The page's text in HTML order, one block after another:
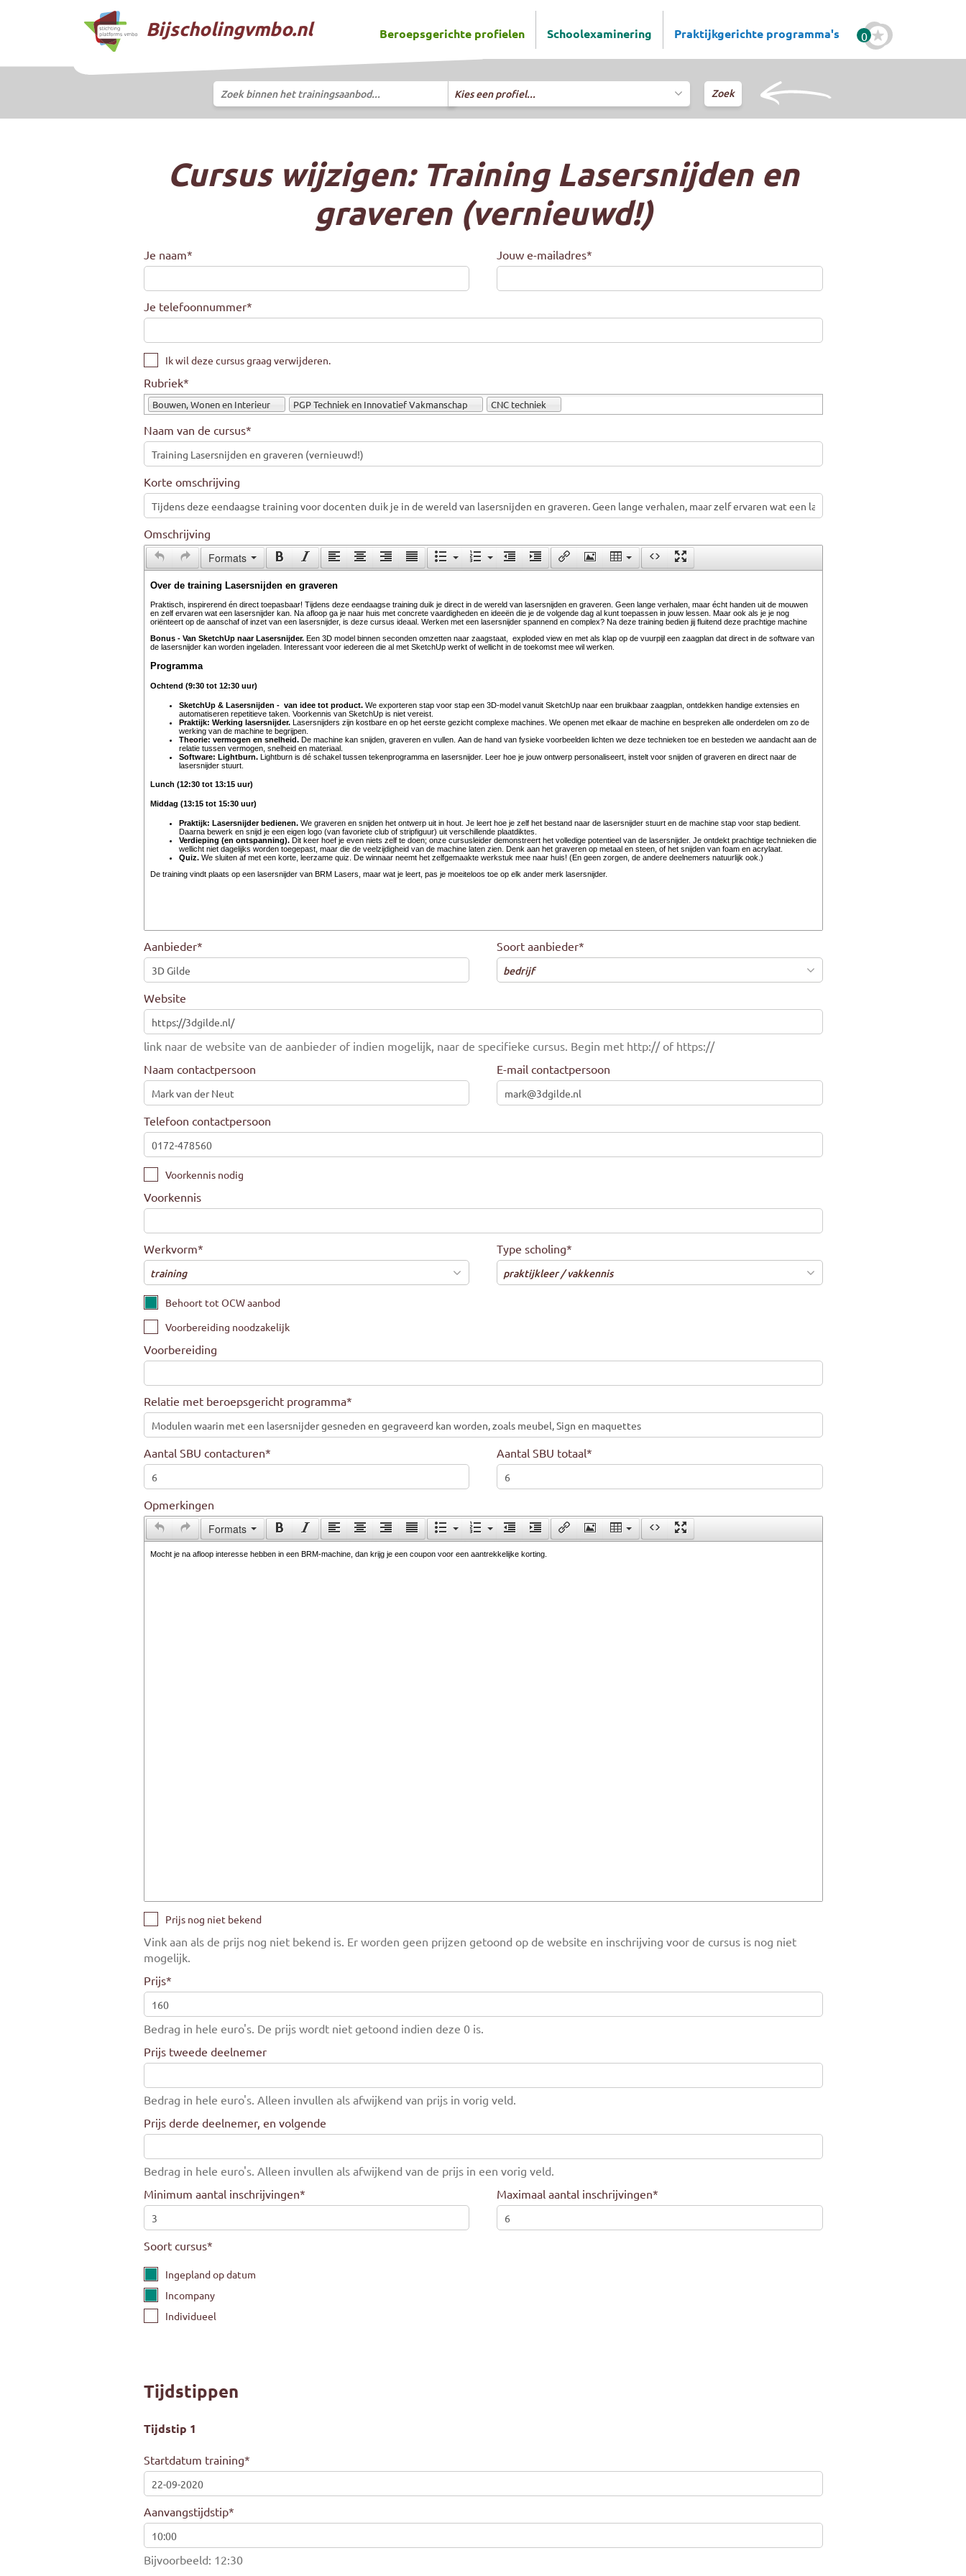
Bijscholingvmbo.nl Beroepsgerichte profielen Schoolexaminering Praktijkgerichte programma's 0
Zoek binnen het trainingsaanbod...
Selecteer training Selecteer richting
Kies een profiel...
Cursus wijzigen: Training Lasersnijden en
graveren (vernieuwd!)
Je naam* Jouw e-mailadres*
Je telefoonnummer*
Ik wil deze cursus graag verwijderen.
Rubriek*
Bouwen, Wonen en Interieur PGP Techniek en Innovatief Vakmanschap CNC techniek
Naam van de cursus*
Korte omschrijving
Omschrijving
Formats
Aanbieder* Soort aanbieder*
bedrijf
Website
link naar de website van de aanbieder of indien mogelijk, naar de specifieke cursus. Begin met http:// of https://
Naam contactpersoon
E-mail contactpersoon
Telefoon contactpersoon
Voorkennis nodig
Voorkennis
Werkvorm*
training
Type scholing*
praktijkleer / vakkennis
Behoort tot OCW aanbod
Voorbereiding noodzakelijk
Voorbereiding
Relatie met beroepsgericht programma*
Aantal SBU contacturen* Aantal SBU totaal*
Opmerkingen
Formats
Prijs nog niet bekend
Vink aan als de prijs nog niet bekend is. Er worden geen prijzen getoond op de website en inschrijving voor de cursus is nog niet
mogelijk.
Prijs*
Bedrag in hele euro's. De prijs wordt niet getoond indien deze 0 is.
Prijs tweede deelnemer
Bedrag in hele euro's. Alleen invullen als afwijkend van prijs in vorig veld.
Prijs derde deelnemer, en volgende
Bedrag in hele euro's. Alleen invullen als afwijkend van de prijs in een vorig veld.
Minimum aantal inschrijvingen* Maximaal aantal inschrijvingen*
Soort cursus*
Ingepland op datum
Incompany
Individueel
Tijdstippen
Tijdstip 1
Startdatum training*
Aanvangstijdstip*
Bijvoorbeeld: 12:30